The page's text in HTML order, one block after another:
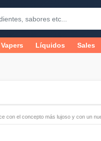
Vapers Líquidos Sales
con el concepto más lujoso y con un